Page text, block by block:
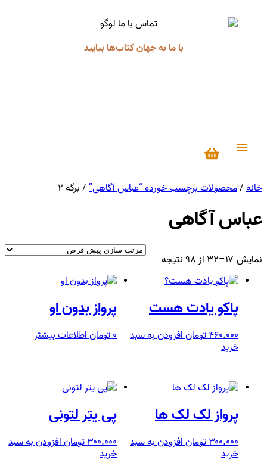
با ما به جهان کتاب‌ها بیایید
خانه / محصولات برچسب خورده “عباس آگاهی” / برگه ۲
عباس آگاهی
نمایش ۱۷–۳۲ از ۹۸ نتیجه
پاکو یادت هست
۴۶۰.۰۰۰ تومان افزودن به سبد
خرید
پرواز بدون او
۰ تومان اطلاعات بیشتر
پرواز لک لک ها
۳۰۰.۰۰۰ تومان افزودن به سبد
خرید
پی یتر لتونی
۳۰۰.۰۰۰ تومان افزودن به سبد
خرید